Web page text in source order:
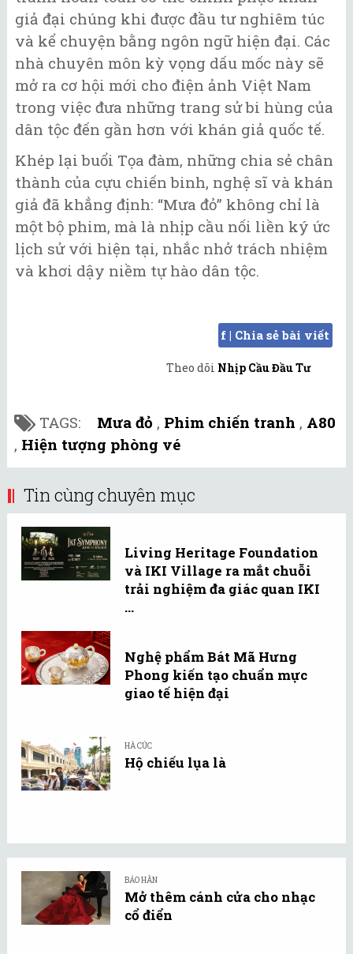
giả đại chúng khi được đầu tư nghiêm túc
và kể chuyện bằng ngôn ngữ hiện đại. Các
nhà chuyên môn kỳ vọng dấu mốc này sẽ
mở ra cơ hội mới cho điện ảnh Việt Nam
trong việc đưa những trang sử bi hùng của
dân tộc đến gần hơn với khán giả quốc tế.
Khép lại buổi Tọa đàm, những chia sẻ chân
thành của cựu chiến binh, nghệ sĩ và khán
giả đã khẳng định: “Mưa đỏ” không chỉ là
một bộ phim, mà là nhịp cầu nối liền ký ức
lịch sử với hiện tại, nhắc nhở trách nhiệm
và khơi dậy niềm tự hào dân tộc.
f | Chia sẻ bài viết
Theo dõi Nhịp Cầu Đầu Tư
TAGS: Mưa đỏ , Phim chiến tranh , A80
, Hiện tượng phòng vé
Tin cùng chuyên mục
Living Heritage Foundation
và IKI Village ra mắt chuỗi
trải nghiệm đa giác quan IKI
...
Nghệ phẩm Bát Mã Hưng
Phong kiến tạo chuẩn mực
giao tế hiện đại
HÀ CÚC
Hộ chiếu lụa là
BẢO HÂN
Mở thêm cánh cửa cho nhạc
cổ điển